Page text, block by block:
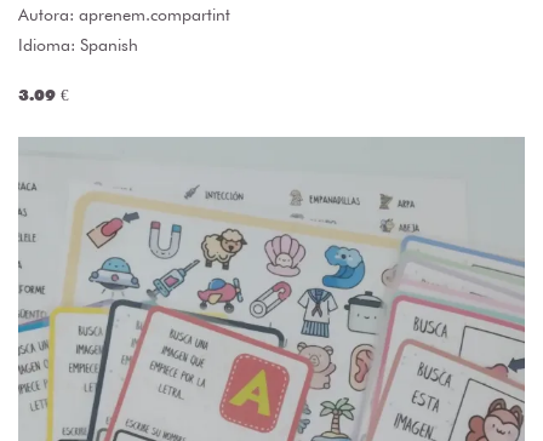
Autora: aprenem.compartint
Idioma: Spanish
3.09 €